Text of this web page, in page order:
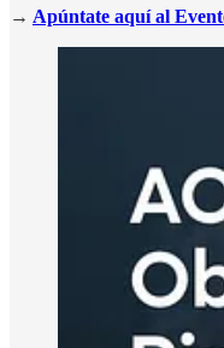
→ Apúntate aquí al